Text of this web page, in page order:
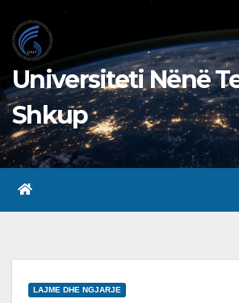
to
content
Universiteti Nënë
Shkup
LAJME DHE NGJARJE